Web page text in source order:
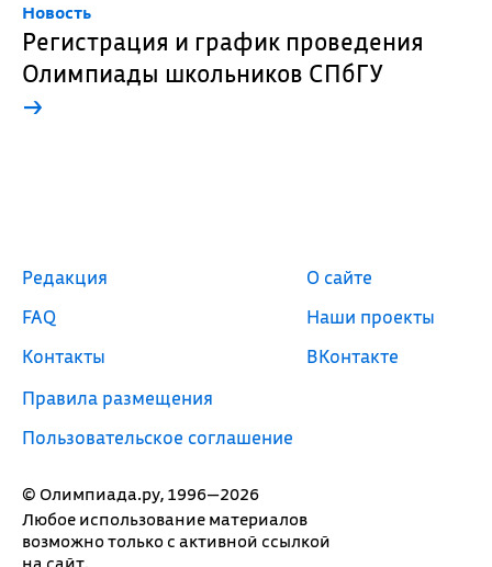
Новость
Регистрация и график проведения
Олимпиады школьников СПбГУ
→
© Олимпиада.ру, 1996—2026
Любое использование материалов
возможно только с активной ссылкой
на сайт.
Редакция
FAQ
Контакты
Правила размещения
Пользовательское соглашение
О сайте
Наши проекты
ВКонтакте